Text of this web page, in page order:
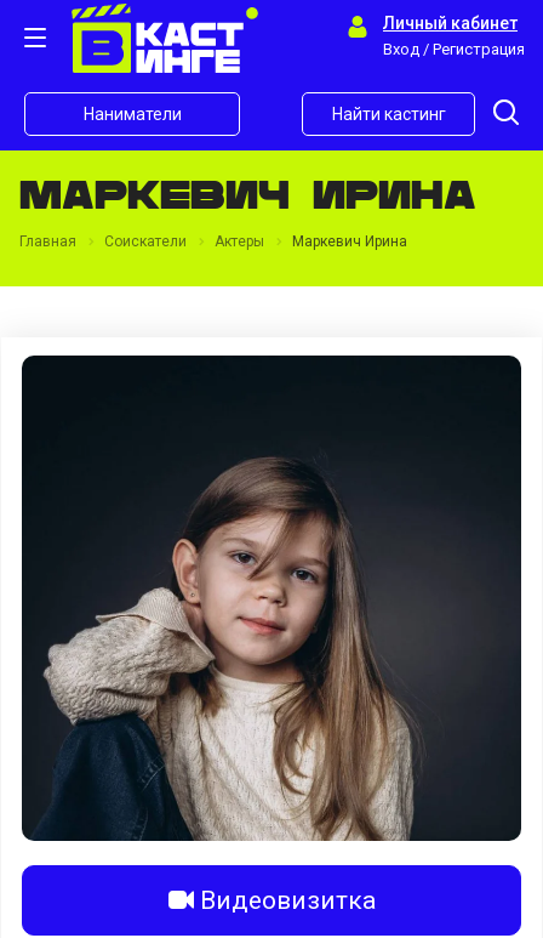
Личный кабинет
Вход / Регистрация
Наниматели Найти кастинг
Маркевич Ирина
Главная Соискатели Актеры Маркевич Ирина
Видеовизитка